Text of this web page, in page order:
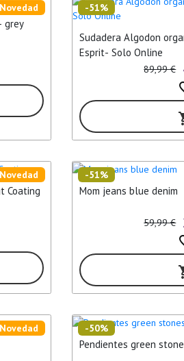
grey
Novedad
Sudadera Algodon
Esprit- Solo Online
-51%
89,99 €
Coating
Novedad
Mom jeans blue denim
-51%
59,99 €
Novedad
Pendientes green
-50%